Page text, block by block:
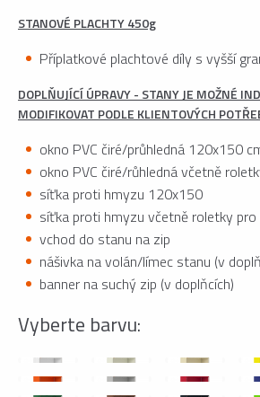
STANOVÉ PLACHTY 450g
Příplatkové plachtové díly s vyšší
DOPLŇUJÍCÍ ÚPRAVY - STANY JE MOŽNÉ
MODIFIKOVAT PODLE KLIENTOVÝCH
okno PVC čiré/průhledná 120x150
okno PVC čiré/růhledná včetně
síťka proti hmyzu 120x150
síťka proti hmyzu včetně roletky pro
vchod do stanu na zip
nášivka na volán/límec stanu (v
banner na suchý zip (v doplňcích)
Vyberte barvu: